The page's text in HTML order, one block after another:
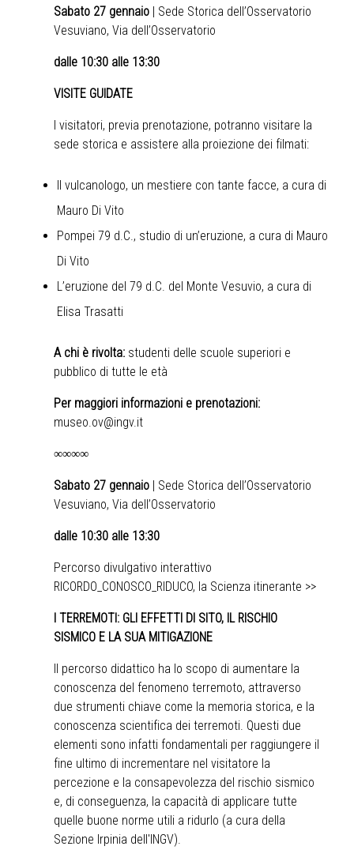
Sabato 27 gennaio | Sede Storica dell’Osservatorio
Vesuviano, Via dell’Osservatorio
dalle 10:30 alle 13:30
VISITE GUIDATE
I visitatori, previa prenotazione, potranno visitare la
sede storica e assistere alla proiezione dei filmati:
Il vulcanologo, un mestiere con tante facce, a cura di
Mauro Di Vito
Pompei 79 d.C., studio di un’eruzione, a cura di Mauro
Di Vito
L’eruzione del 79 d.C. del Monte Vesuvio, a cura di
Elisa Trasatti
A chi è rivolta: studenti delle scuole superiori e
pubblico di tutte le età
Per maggiori informazioni e prenotazioni:
museo.ov@ingv.it
∞∞∞∞
Sabato 27 gennaio | Sede Storica dell’Osservatorio
Vesuviano, Via dell’Osservatorio
dalle 10:30 alle 13:30
Percorso divulgativo interattivo
RICORDO_CONOSCO_RIDUCO, la Scienza itinerante >>
I TERREMOTI: GLI EFFETTI DI SITO, IL RISCHIO
SISMICO E LA SUA MITIGAZIONE
Il percorso didattico ha lo scopo di aumentare la
conoscenza del fenomeno terremoto, attraverso
due strumenti chiave come la memoria storica, e la
conoscenza scientifica dei terremoti. Questi due
elementi sono infatti fondamentali per raggiungere il
fine ultimo di incrementare nel visitatore la
percezione e la consapevolezza del rischio sismico
e, di conseguenza, la capacità di applicare tutte
quelle buone norme utili a ridurlo (a cura della
Sezione Irpinia dell'INGV).